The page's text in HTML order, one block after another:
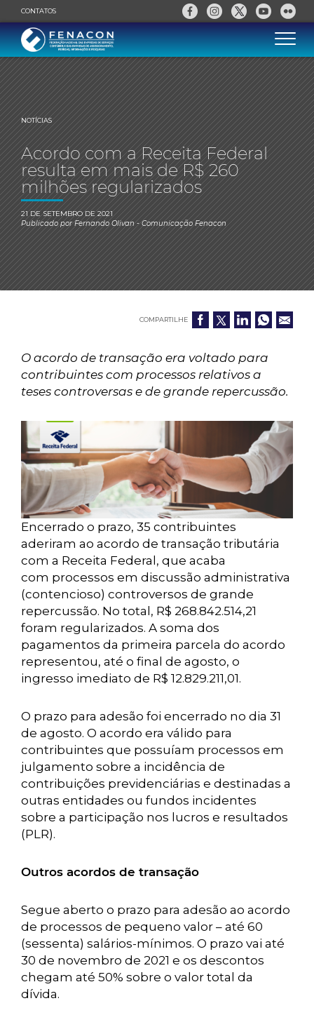
CONTATOS
NOTÍCIAS
Acordo com a Receita Federal
resulta em mais de R$ 260
milhões regularizados
21 DE SETEMBRO DE 2021
Publicado porFernando Olivan- Comunicação Fenacon
COMPARTILHE
O acordo de transação era voltado para
contribuintes com processos relativos a
teses controversas e de grande repercussão.
Encerrado o prazo, 35 contribuintes
aderiram ao acordo de transação tributária
com a Receita Federal, que acaba
com processos em discussão administrativa
(contencioso) controversos de grande
repercussão. No total, R$ 268.842.514,21
foram regularizados. A soma dos
pagamentos da primeira parcela do acordo
representou, até o final de agosto, o
ingresso imediato de R$ 12.829.211,01.
O prazo para adesão foi encerrado no dia 31
de agosto. O acordo era válido para
contribuintes que possuíam processos em
julgamento sobre a incidência de
contribuições previdenciárias e destinadas a
outras entidades ou fundos incidentes
sobre a participação nos lucros e resultados
(PLR).
Outros acordos de transação
Segue aberto o prazo para adesão ao acordo
de processos de pequeno valor – até 60
(sessenta) salários-mínimos. O prazo vai até
30 de novembro de 2021 e os descontos
chegam até 50% sobre o valor total da
dívida.